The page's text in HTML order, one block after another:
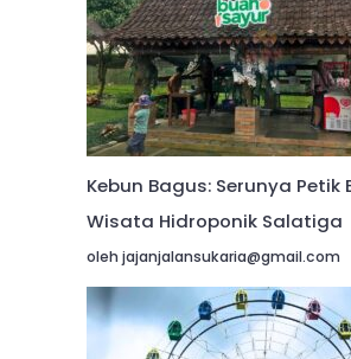
Kebun Bagus: Serunya Petik
Wisata Hidroponik Salatiga
oleh jajanjalansukaria@gmail.com